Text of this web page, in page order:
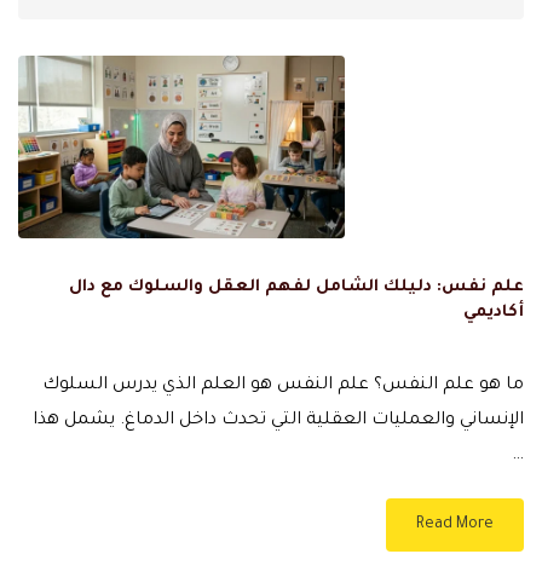
علم نفس: دليلك الشامل لفهم العقل والسلوك مع دال
أكاديمي
ما هو علم النفس؟ علم النفس هو العلم الذي يدرس السلوك
الإنساني والعمليات العقلية التي تحدث داخل الدماغ. يشمل هذا
…
Read More